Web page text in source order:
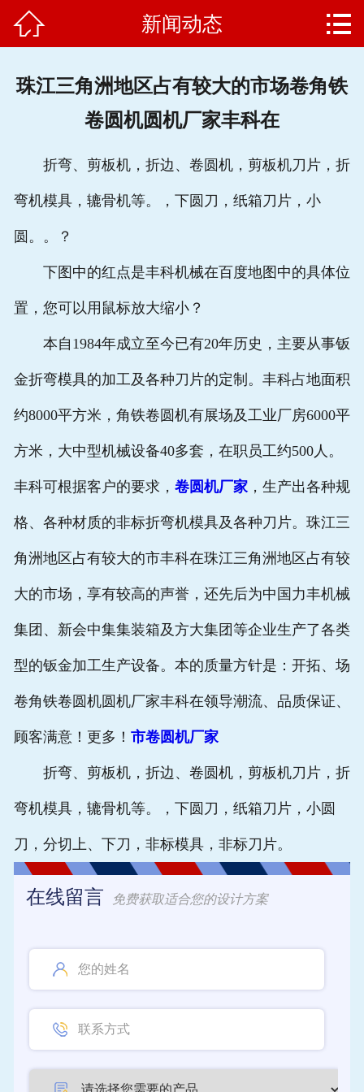
售后服务
 新闻动态 
珠江三角洲地区占有较大的市场卷角铁
卷圆机圆机厂家丰科在
折弯、剪板机，折边、卷圆机，剪板机刀片，折
弯机模具，辘骨机等。，下圆刀，纸箱刀片，小
圆。。？
下图中的红点是丰科机械在百度地图中的具体位
置，您可以用鼠标放大缩小？
本自1984年成立至今已有20年历史，主要从事钣
金折弯模具的加工及各种刀片的定制。丰科占地面积
约8000平方米，角铁卷圆机有展场及工业厂房6000平
方米，大中型机械设备40多套，在职员工约500人。
丰科可根据客户的要求， 卷圆机厂家，生产出各种规
格、各种材质的非标折弯机模具及各种刀片。珠江三
角洲地区占有较大的市丰科在珠江三角洲地区占有较
大的市场，享有较高的声誉，还先后为中国力丰机械
集团、新会中集集装箱及方大集团等企业生产了各类
型的钣金加工生产设备。本的质量方针是：开拓、场
卷角铁卷圆机圆机厂家丰科在领导潮流、品质保证、
顾客满意！更多！ 市卷圆机厂家
折弯、剪板机，折边、卷圆机，剪板机刀片，折
弯机模具，辘骨机等。，下圆刀，纸箱刀片，小圆
刀，分切上、下刀，非标模具，非标刀片。
在线留言 免费获取适合您的设计方案